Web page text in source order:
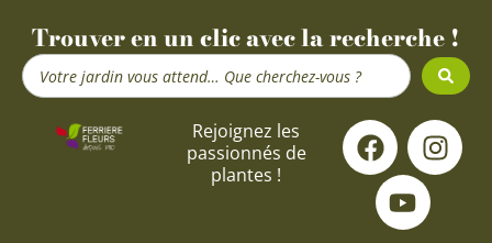
Trouver en un clic avec la recherche !
Search
...
Rejoignez les
passionnés de
plantes !
F
a
c
e
I
n
s
Y
o
u
t